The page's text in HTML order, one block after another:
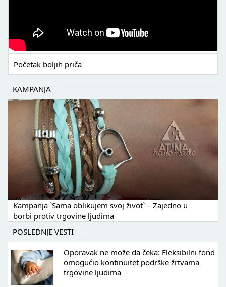
Početak boljih priča
KAMPANJA
Kampanja `Sama oblikujem svoj život` – Zajedno u
borbi protiv trgovine ljudima
POSLEDNJE VESTI
Oporavak ne može da čeka: Fleksibilni fond
omogućio kontinuitet podrške žrtvama
trgovine ljudima